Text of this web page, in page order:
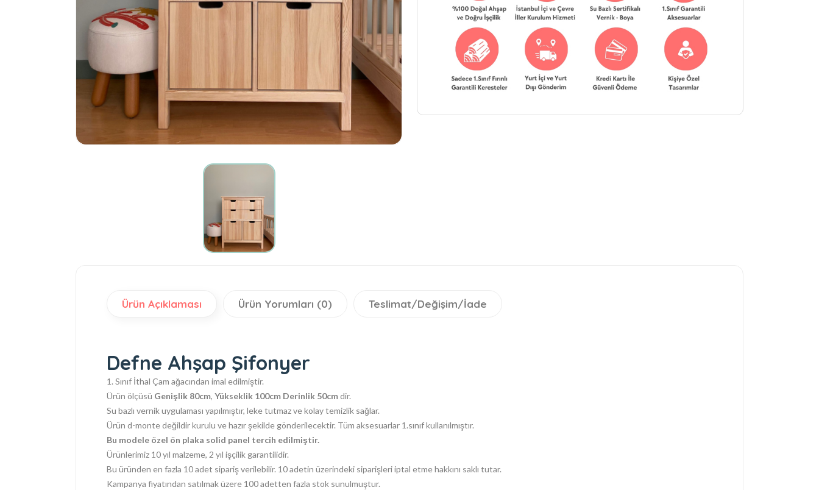
Ürün Açıklaması Ürün Yorumları (0) Teslimat/Değişim/İade
Defne Ahşap Şifonyer
1. Sınıf İthal Çam ağacından imal edilmiştir.
Ürün ölçüsü Genişlik 80cm, Yükseklik 100cm Derinlik 50cmdir.
Su bazlı vernik uygulaması yapılmıştır, leke tutmaz ve kolay temizlik sağlar.
Ürün d-monte değildir kurulu ve hazır şekilde gönderilecektir. Tüm aksesuarlar 1.sınıf kullanılmıştır.
Bu modele özel ön plaka solid panel tercih edilmiştir.
Ürünlerimiz 10 yıl malzeme, 2 yıl işçilik garantilidir.
Bu üründen en fazla 10 adet sipariş verilebilir. 10 adetin üzerindeki siparişleri iptal etme hakkını saklı tutar.
Kampanya fiyatından satılmak üzere 100 adetten fazla stok sunulmuştur.